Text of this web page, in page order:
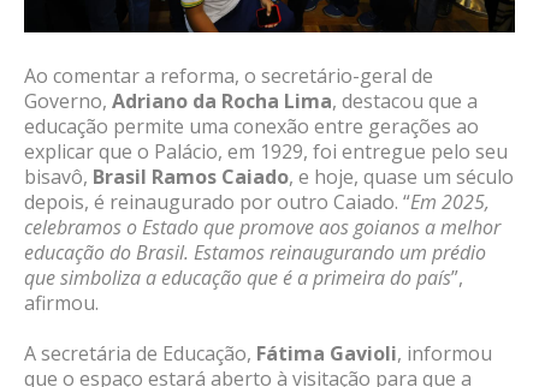
Ao comentar a reforma, o secretário-geral de
Governo, Adriano da Rocha Lima, destacou que a
educação permite uma conexão entre gerações ao
explicar que o Palácio, em 1929, foi entregue pelo seu
bisavô, Brasil Ramos Caiado, e hoje, quase um século
depois, é reinaugurado por outro Caiado. “Em 2025,
celebramos o Estado que promove aos goianos a melhor
educação do Brasil. Estamos reinaugurando um prédio
que simboliza a educação que é a primeira do país”,
afirmou.
A secretária de Educação, Fátima Gavioli, informou
que o espaço estará aberto à visitação para que a